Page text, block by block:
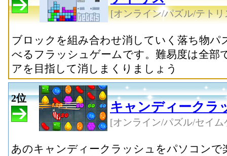
[オンライン/パズル/テトリ
ブロックを組み合わせ消していく落ち物パ
べるフラッシュゲームです。難易度は全部
アを目指して消しまくりましょう
2位
キャンディークラ
[オンライン/パズル/セイム
あのキャンディークラッシュをパソコンで